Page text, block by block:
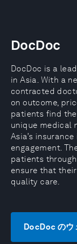
DocDoc
DocDoc is a
in Asia. With a
contracted
on outcome,
patients find
unique medical
Asia’s
engagement.
patients
ensure that
quality care.
DocDoc のウ